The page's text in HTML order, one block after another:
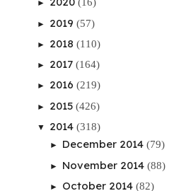
► (16)
► 2019 (57)
► 2018 (110)
► 2017 (164)
► 2016 (219)
► 2015 (426)
▼ 2014 (318)
► December 2014 (79)
► November 2014 (88)
► October 2014 (82)